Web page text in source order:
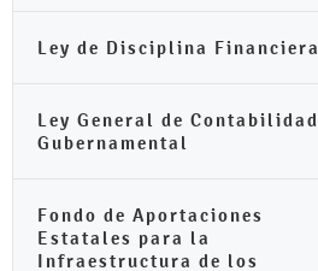
Ley de Disciplina Financiera
Ley General de Contabilidad
Gubernamental
Fondo de Aportaciones
Estatales para la
Infraestructura de los